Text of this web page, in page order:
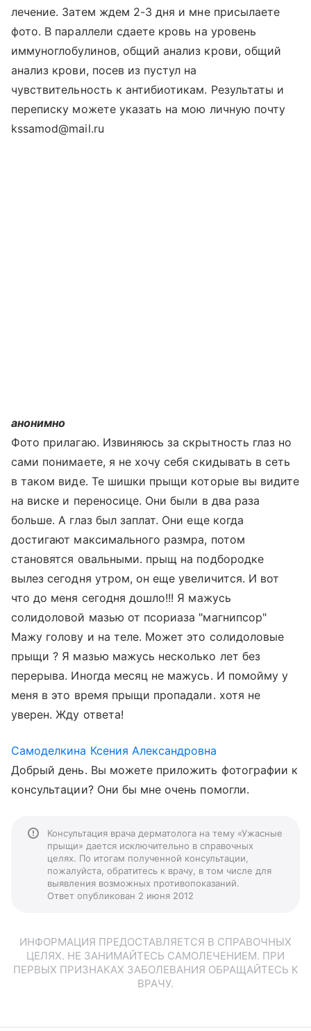
лечение. Затем ждем 2-3 дня и мне присылаете
фото. В параллели сдаете кровь на уровень
иммуноглобулинов, общий анализ крови, общий
анализ крови, посев из пустул на
чувствительность к антибиотикам. Результаты и
переписку можете указать на мою личную почту
kssamod@mail.ru
анонимно
Фото прилагаю. Извиняюсь за скрытность глаз но
сами понимаете, я не хочу себя скидывать в сеть
в таком виде. Те шишки прыщи которые вы видите
на виске и переносице. Они были в два раза
больше. А глаз был заплат. Они еще когда
достигают максимального размра, потом
становятся овальными. прыщ на подбородке
вылез сегодня утром, он еще увеличится. И вот
что до меня сегодня дошло!!! Я мажусь
солидоловой мазью от псориаза "магнипсор"
Мажу голову и на теле. Может это солидоловые
прыщи ? Я мазью мажусь несколько лет без
перерыва. Иногда месяц не мажусь. И помойму у
меня в это время прыщи пропадали. хотя не
уверен. Жду ответа!
Самоделкина Ксения Александровна
Добрый день. Вы можете приложить фотографии к
консультации? Они бы мне очень помогли.
Консультация врача дерматолога на тему «Ужасные
прыщи» дается исключительно в справочных
целях. По итогам полученной консультации,
пожалуйста, обратитесь к врачу, в том числе для
выявления возможных противопоказаний.
Ответ опубликован 2 июня 2012
ИНФОРМАЦИЯ ПРЕДОСТАВЛЯЕТСЯ В СПРАВОЧНЫХ
ЦЕЛЯХ. НЕ ЗАНИМАЙТЕСЬ САМОЛЕЧЕНИЕМ. ПРИ
ПЕРВЫХ ПРИЗНАКАХ ЗАБОЛЕВАНИЯ ОБРАЩАЙТЕСЬ К
ВРАЧУ.